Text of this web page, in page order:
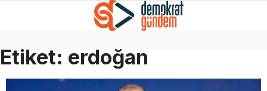
Etiket: erdoğan